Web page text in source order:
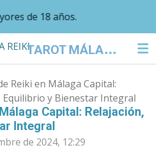
T
AROT MÁLAGA REIKI
de 18 años.
Reiki en Málaga Capital:
Equilibrio y Bienestar Integral
Capital: Relajación,
Integral
de 2024, 12:29